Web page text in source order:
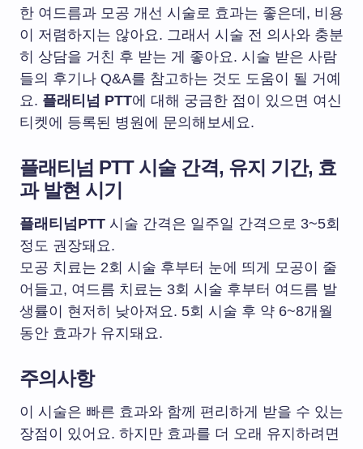
한 여드름과 모공 개선 시술로 효과는 좋은데, 비용
이 저렴하지는 않아요. 그래서 시술 전 의사와 충분
히 상담을 거친 후 받는 게 좋아요. 시술 받은 사람
들의 후기나 Q&A를 참고하는 것도 도움이 될 거예
요. 플래티넘 PTT에 대해 궁금한 점이 있으면 여신
티켓에 등록된 병원에 문의해보세요.
플래티넘 PTT 시술 간격, 유지 기간, 효
과 발현 시기
플래티넘PTT 시술 간격은 일주일 간격으로 3~5회
정도 권장돼요.
모공 치료는 2회 시술 후부터 눈에 띄게 모공이 줄
어들고, 여드름 치료는 3회 시술 후부터 여드름 발
생률이 현저히 낮아져요. 5회 시술 후 약 6~8개월
동안 효과가 유지돼요.
주의사항
이 시술은 빠른 효과와 함께 편리하게 받을 수 있는
장점이 있어요. 하지만 효과를 더 오래 유지하려면